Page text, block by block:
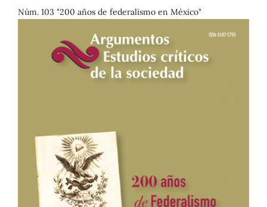
Núm. 103 "200 años de federalismo en México"